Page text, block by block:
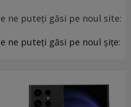
ne puteți găsi pe noul site:
ne puteți găsi pe noul șițe: